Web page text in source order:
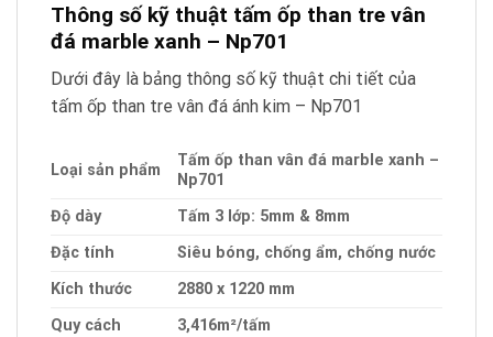
Thông số kỹ thuật tấm ốp than tre vân
đá marble xanh – Np701
Dưới đây là bảng thông số kỹ thuật chi tiết của
tấm ốp than tre vân đá ánh kim – Np701
Loại sản phẩm
Tấm ốp than vân đá marble xanh –
Np701
Độ dày
Tấm 3 lớp: 5mm & 8mm
Đặc tính
Siêu bóng, chống ẩm, chống nước
Kích thước
2880 x 1220 mm
Quy cách
3,416m²/tấm